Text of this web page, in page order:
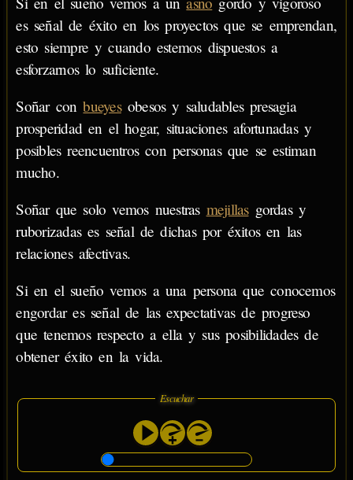
es señal de éxito en los proyectos que se emprendan,
esto siempre y cuando estemos dispuestos a
esforzarnos lo suficiente.
Soñar conbueyesobesos y saludables presagia
prosperidad en el hogar, situaciones afortunadas y
posibles reencuentros con personas que se estiman
mucho.
Soñar que solo vemos nuestras mejillasgordas y
ruborizadas es señal de dichas por éxitos en las
relaciones afectivas.
Si en el sueño vemos a una persona que conocemos
engordar es señal de las expectativas de progreso
que tenemos respecto a ella y sus posibilidades de
obtener éxito en la vida.
Escuchar